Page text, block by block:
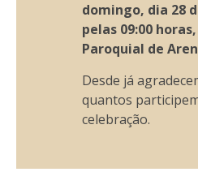
domingo, dia 28
pelas 09:00
Paroquial de
Desde já
quantos
celebração.